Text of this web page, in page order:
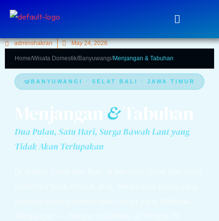
adminshakran May 24, 2026
Home/Wisata Domestik/Banyuwangi/Menjangan & Tabuhan
BANYUWANGI · SELAT BALI · JAWA TIMUR
&Tabuhan
Dua Pulau, Satu Hari, Surga Bawah Laut yang
Tidak Akan Terlupakan